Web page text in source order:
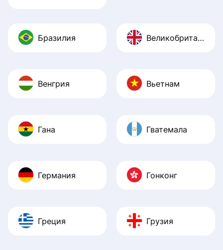
Бразилия Великобритания
Венгрия Вьетнам
Гана Гватемала
Германия Гонконг
Греция Грузия